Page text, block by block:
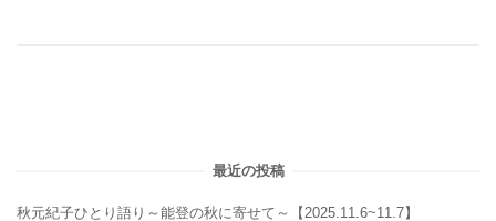
最近の投稿
秋元紀子ひとり語り～能登の秋に寄せて～【2025.11.6~11.7】